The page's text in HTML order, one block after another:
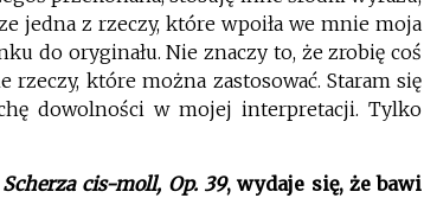
jedna z rzeczy, które wpoiła we mnie moja
do oryginału. Nie znaczy to, że zrobię coś
które można zastosować. Staram się
dowolności w mojej interpretacji. Tylko
Scherza cis-moll, Op. 39, wydaje się, że bawi